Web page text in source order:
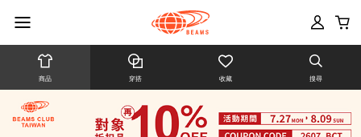
商品 穿搭 收藏 搜尋